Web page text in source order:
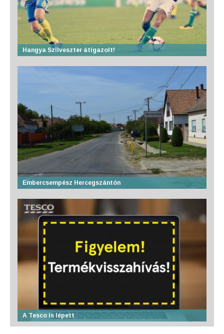
Hangya Szilveszter átigazolt!
Embercsempész Hercegszántón
A Tesco is lépett